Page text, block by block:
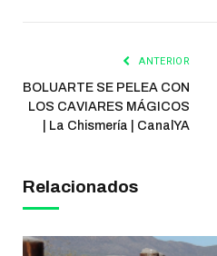
ANTERIOR
BOLUARTE SE PELEA CON
LOS CAVIARES MÁGICOS
| La Chismería | CanalYA
Relacionados